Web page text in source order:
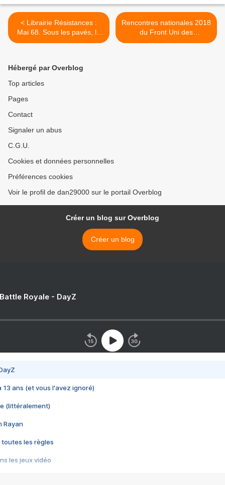
< Librairie Résistances :
Mai 68. Sous les pavés, la
révolution
Rencontres nationales 2018
du Front Uni des
Immigrations et des
Hébergé par Overblog
Top articles
Pages
Contact
Signaler un abus
C.G.U.
Cookies et données personnelles
Préférences cookies
Voir le profil de dan29000 sur le portail Overblog
Créer un blog sur Overblog
Créer un blog
Royale - DayZ
13 ans (et vous l'avez ignoré)
(littéralement)
Rayan
toutes les règles
les jeux vidéo